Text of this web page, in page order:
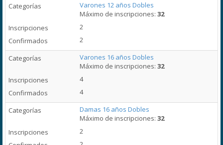
Varones 12 años Dobles
Máximo de inscripciones:32
2
2
Varones 16 años Dobles
Máximo de inscripciones:32
4
4
Damas 16 años Dobles
Máximo de inscripciones:32
2